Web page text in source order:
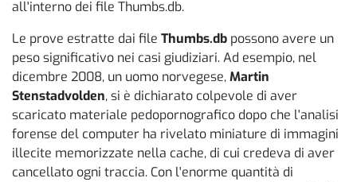
all'interno dei file Thumbs.db.
Le prove estratte dai file Thumbs.db possono avere un
peso significativo nei casi giudiziari. Ad esempio, nel
dicembre 2008, un uomo norvegese,Martin
Stenstadvolden, si è dichiarato colpevole di aver
scaricato materiale pedopornografico dopo che l'analisi
forense del computer ha rivelato miniature di immagini
illecite memorizzate nella cache, di cui credeva di aver
cancellato ogni traccia. Con l'enorme quantità di